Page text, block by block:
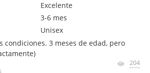
Excelente
3-6 mes
Unisex
condiciones. 3 meses de edad, pero
204